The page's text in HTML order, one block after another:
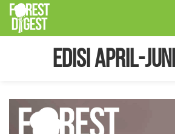
Edisi April-